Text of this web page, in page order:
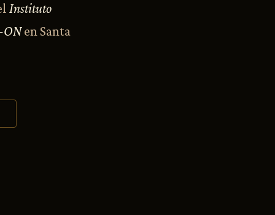
Instituto
ONen Santa